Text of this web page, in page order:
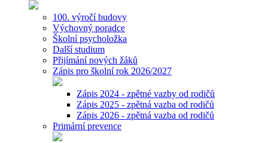
100. výročí budovy
Výchovný poradce
Školní psycholožka
Další studium
Přijímání nových žáků
Zápis pro školní rok 2026/2027
Zápis 2024 - zpětné vazby od rodičů
Zápis 2025 - zpětná vazba od rodičů
Zápis 2026 - zpětná vazba od rodičů
Primární prevence